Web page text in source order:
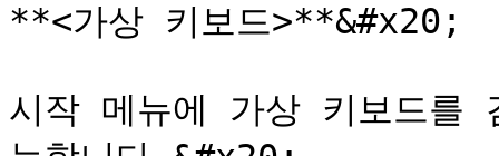
**<가상 키보드>**&#x20;
시작 메뉴에 가상 키보드를